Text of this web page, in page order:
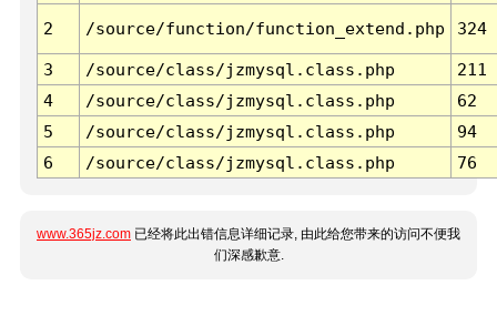
2 /source/function/function_extend.php 324
3 /source/class/jzmysql.class.php
211
4
/source/class/jzmysql.class.php
62
5
/source/class/jzmysql.class.php
94
6
/source/class/jzmysql.class.php 76
www.365jz.com 已经将此出错信息详细记录, 由此给您带来的访问不便我
们深感歉意.